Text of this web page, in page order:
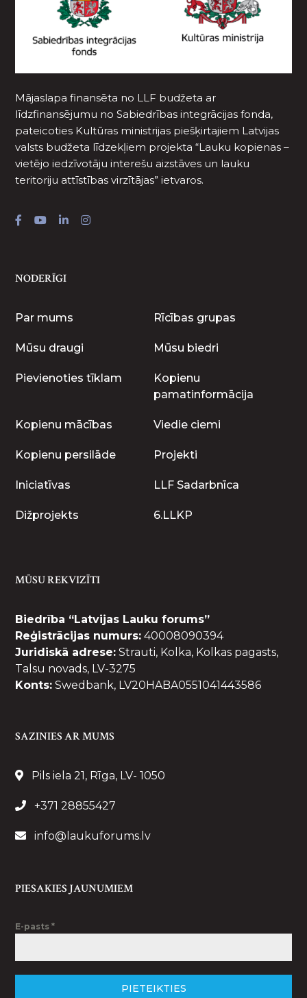
Mājaslapa finansēta no LLF budžeta ar
līdzfinansējumu no Sabiedrības integrācijas fonda,
pateicoties Kultūras ministrijas piešķirtajiem Latvijas
valsts budžeta līdzekļiem projekta “Lauku kopienas –
vietējo iedzīvotāju interešu aizstāves un lauku
teritoriju attīstības virzītājas” ietvaros.
NODERĪGI
Par mums Rīcības grupas
Mūsu draugi Mūsu biedri
Pievienoties tīklam
Kopienu
pamatinformācija
Kopienu mācības Viedie ciemi
Kopienu persilāde Projekti
Iniciatīvas LLF Sadarbnīca
Dižprojekts 6.LLKP
MŪSU REKVIZĪTI
Biedrība “Latvijas Lauku forums”
Reģistrācijas numurs: 40008090394
Juridiskā adrese: Strauti, Kolka, Kolkas pagasts,
Talsu novads, LV-3275
Konts: Swedbank, LV20HABA0551041443586
SAZINIES AR MUMS
Pils iela 21, Rīga, LV- 1050
+371 28855427
info@laukuforums.lv
PIESAKIES JAUNUMIEM
E-pasts*
PIETEIKTIES